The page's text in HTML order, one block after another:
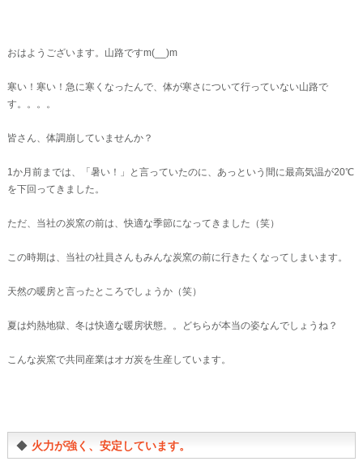
おはようございます。山路ですm(__)m
寒い！寒い！急に寒くなったんで、体が寒さについて行っていない山路で
す。。。。
皆さん、体調崩していませんか？
1か月前までは、「暑い！」と言っていたのに、あっという間に最高気温が20℃
を下回ってきました。
ただ、当社の炭窯の前は、快適な季節になってきました（笑）
この時期は、当社の社員さんもみんな炭窯の前に行きたくなってしまいます。
天然の暖房と言ったところでしょうか（笑）
夏は灼熱地獄、冬は快適な暖房状態。。どちらが本当の姿なんでしょうね？
こんな炭窯で共同産業はオガ炭を生産しています。
◆ 火力が強く、安定しています。